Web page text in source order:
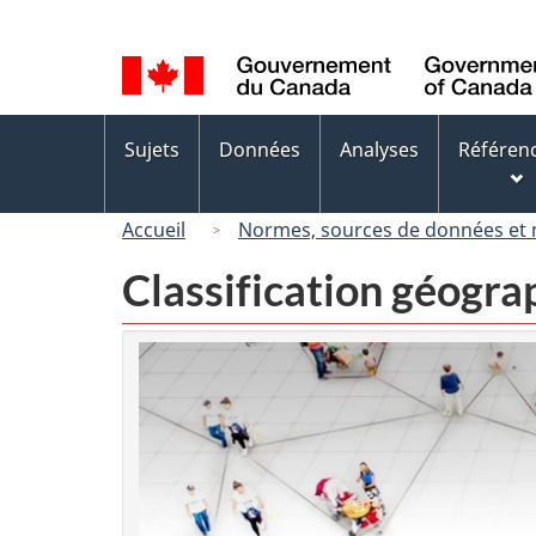
de
la
langue
des
Sujets Données Analyses
Accueil Normes, sources de données et
Classification